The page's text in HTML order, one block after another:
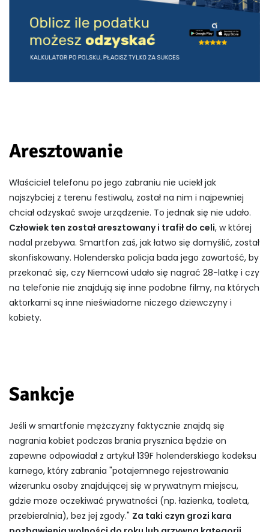
Aresztowanie
Właściciel telefonu po jego zabraniu nie uciekł jak
najszybciej z terenu festiwalu, został na nim i najpewniej
chciał odzyskać swoje urządzenie. To jednak się nie udało.
Człowiek ten został aresztowany i trafił do celi, w której
nadal przebywa. Smartfon zaś, jak łatwo się domyślić, został
skonfiskowany. Holenderska policja bada jego zawartość, by
przekonać się, czy Niemcowi udało się nagrać 28-latkę i czy
na telefonie nie znajdują się inne podobne filmy, na których
aktorkami są inne nieświadome niczego dziewczyny i
kobiety.
Sankcje
Jeśli w smartfonie mężczyzny faktycznie znajdą się
nagrania kobiet podczas brania prysznica będzie on
zapewne odpowiadał z artykuł 139F holenderskiego kodeksu
karnego, który zabrania "potajemnego rejestrowania
wizerunku osoby znajdującej się w prywatnym miejscu,
gdzie może oczekiwać prywatności (np. łazienka, toaleta,
przebieralnia), bez jej zgody." Za taki czyn grozi kara